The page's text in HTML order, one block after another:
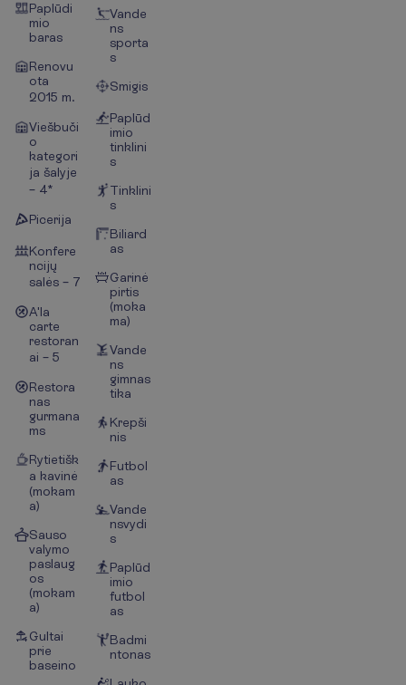
Paplūdi
mio
baras
Renovu
ota
2015 m.
Viešbuči
o
kategori
ja šalyje
– 4*
Picerija
Konfere
ncijų
salės – 7
A'la
carte
restoran
ai – 5
Restora
nas
gurmana
ms
Rytietišk
a kavinė
(mokam
a)
Sauso
valymo
paslaug
os
(mokam
a)
Gultai
prie
baseino
Vande
ns
sporta
s
Smigis
Paplūd
imio
tinklini
s
Tinklini
s
Biliard
as
Garinė
pirtis
(moka
ma)
Vande
ns
gimnas
tika
Krepši
nis
Futbol
as
Vande
nsvydi
s
Paplūd
imio
futbol
as
Badmi
ntonas